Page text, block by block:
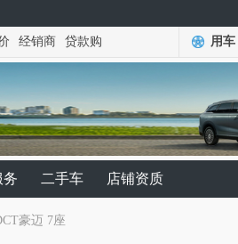
经销商 贷款购 用车
务 二手车 店铺资质
豪迈 7座